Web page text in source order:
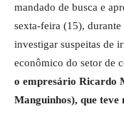
mandado de busca e
sexta-feira (15),
investigar suspeitas de
econômico do setor de
o empresário Ricardo
Manguinhos), que